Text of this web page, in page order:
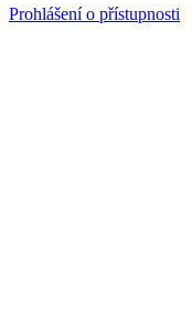
Prohlášení o přístupnosti